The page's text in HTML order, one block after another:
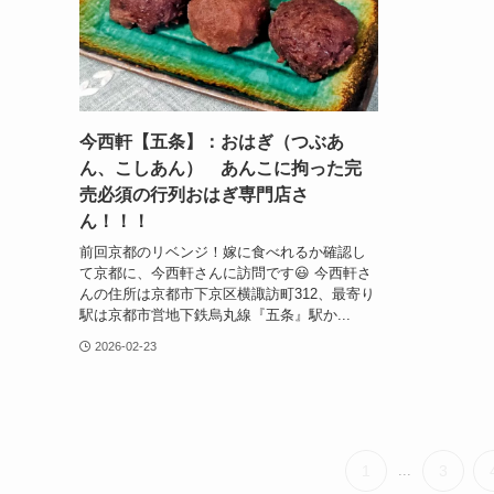
今西軒【五条】：おはぎ（つぶあ
ん、こしあん） あんこに拘った完
売必須の行列おはぎ専門店さ
ん！！！
前回京都のリベンジ！嫁に食べれるか確認し
て京都に、今西軒さんに訪問です😃 今西軒さ
んの住所は京都市下京区横諏訪町312、最寄り
駅は京都市営地下鉄烏丸線『五条』駅か...
2026-02-23